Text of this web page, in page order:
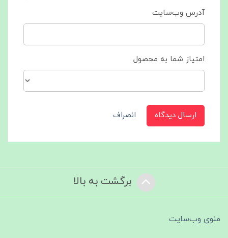
آدرس وب‌سایت
امتیاز شما به محصول
ارسال دیدگاه انصراف
برگشت به بالا
منوی وب‌سایت